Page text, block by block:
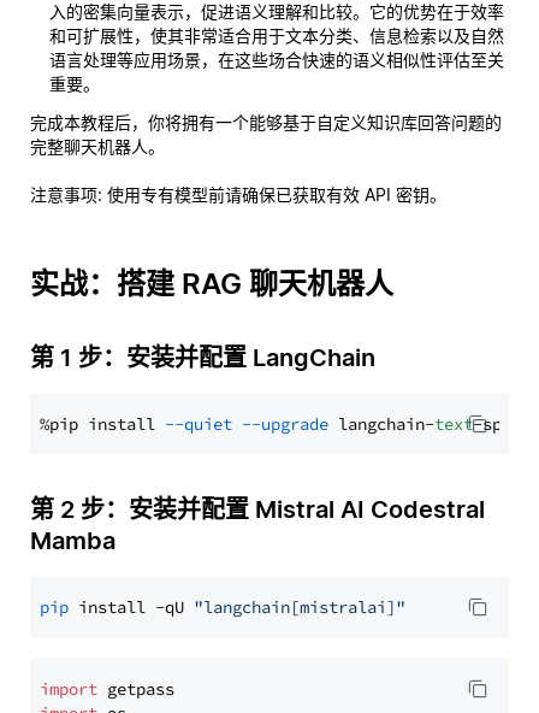
入的密集向量表示，促进语义理解和比较。它的优势在于效率
和可扩展性，使其非常适合用于文本分类、信息检索以及自然
语言处理等应用场景，在这些场合快速的语义相似性评估至关
重要。
完成本教程后，你将拥有一个能够基于自定义知识库回答问题的
完整聊天机器人。
注意事项: 使用专有模型前请确保已获取有效 API 密钥。
实战：搭建 RAG 聊天机器人
第 1 步：安装并配置 LangChain
%pip install --quiet --upgrade langchain-text
第 2 步：安装并配置 Mistral AI Codestral
Mamba
pip install -qU "langchain[mistralai]"
import